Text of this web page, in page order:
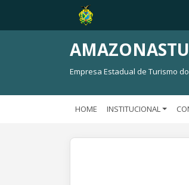
Empresa Estadual de Turismo
HOME INSTITUCIONAL